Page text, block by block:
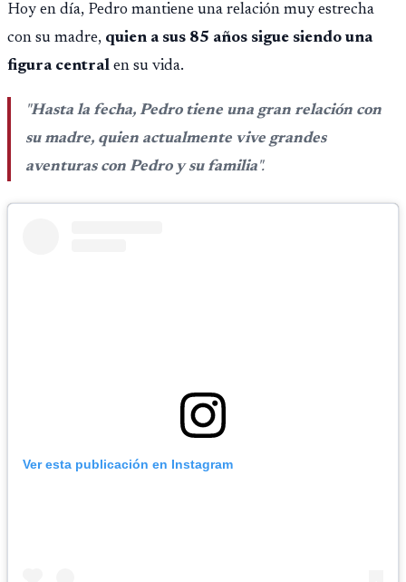
Hoy en día, Pedro mantiene una relación muy estrecha
con su madre, quien a sus 85 años sigue siendo una
figura central en su vida.
"Hasta la fecha, Pedro tiene una gran relación con
su madre, quien actualmente vive grandes
aventuras con Pedro y su familia".
Ver esta publicación en Instagram